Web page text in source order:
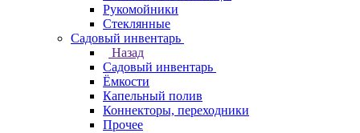
Рукомойники
Стеклянные
Садовый инвентарь
Назад
Садовый инвентарь
Ёмкости
Капельный полив
Коннекторы, переходники
Прочее